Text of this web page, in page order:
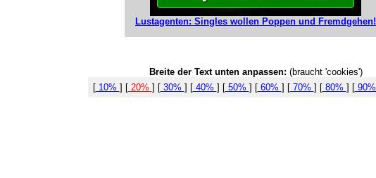
Lustagenten: Singles wollen Poppen und Fremdgehen!
Breite der Text unten anpassen: (braucht 'cookies')
[10% ] [20% ] [30% ] [40% ] [50% ] [60% ] [70% ] [80% ] [90%